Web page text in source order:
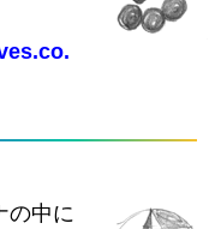
の中に